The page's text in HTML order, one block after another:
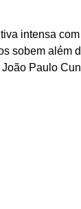
intensa
sobem além
Paulo